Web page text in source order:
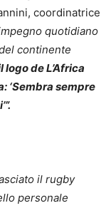
coordinatrice
quotidiano
continente
de L’Africa
‘Sembra sempre
il rugby
personale